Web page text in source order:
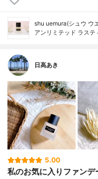
shu uemura(シュウ ウ
アンリミテッド ラステ
日高あき
5.00
私のお気に入りファンデ